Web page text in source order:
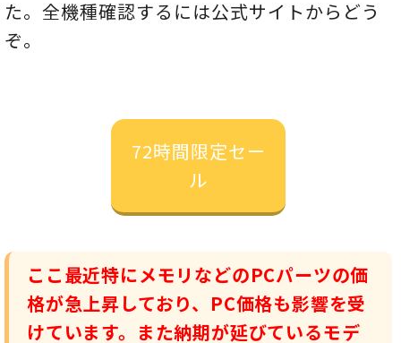
た。全機種確認するには公式サイトからどう
ぞ。
72時間限定セー
ル
ここ最近特にメモリなどのPCパーツの価
格が急上昇しており、PC価格も影響を受
けています。また納期が延びているモデ